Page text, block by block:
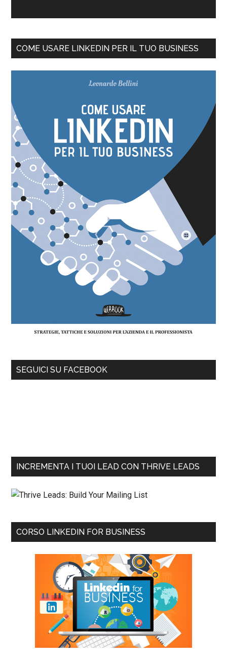
COME USARE LINKEDIN PER IL TUO BUSINESS
SEGUICI SU FACEBOOK
INCREMENTA I TUOI LEAD CON THRIVE LEADS
CORSO LINKEDIN FOR BUSINESS